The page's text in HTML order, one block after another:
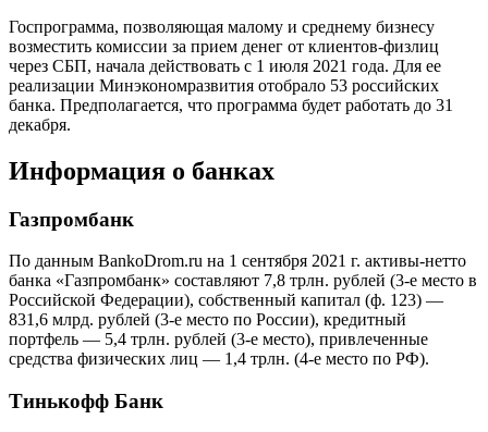
Госпрограмма, позволяющая малому и среднему бизнесу
возместить комиссии за прием денег от клиентов-физлиц
через СБП, начала действовать с 1 июля 2021 года. Для ее
реализации Минэкономразвития отобрало 53 российских
банка. Предполагается, что программа будет работать до 31
декабря.
Информация о банках
Газпромбанк
По данным BankoDrom.ru на 1 сентября 2021 г. активы-нетто
банка «Газпромбанк» составляют 7,8 трлн. рублей (3-е место в
Российской Федерации), собственный капитал (ф. 123) —
831,6 млрд. рублей (3-е место по России), кредитный
портфель — 5,4 трлн. рублей (3-е место), привлеченные
средства физических лиц — 1,4 трлн. (4-е место по РФ).
Тинькофф Банк